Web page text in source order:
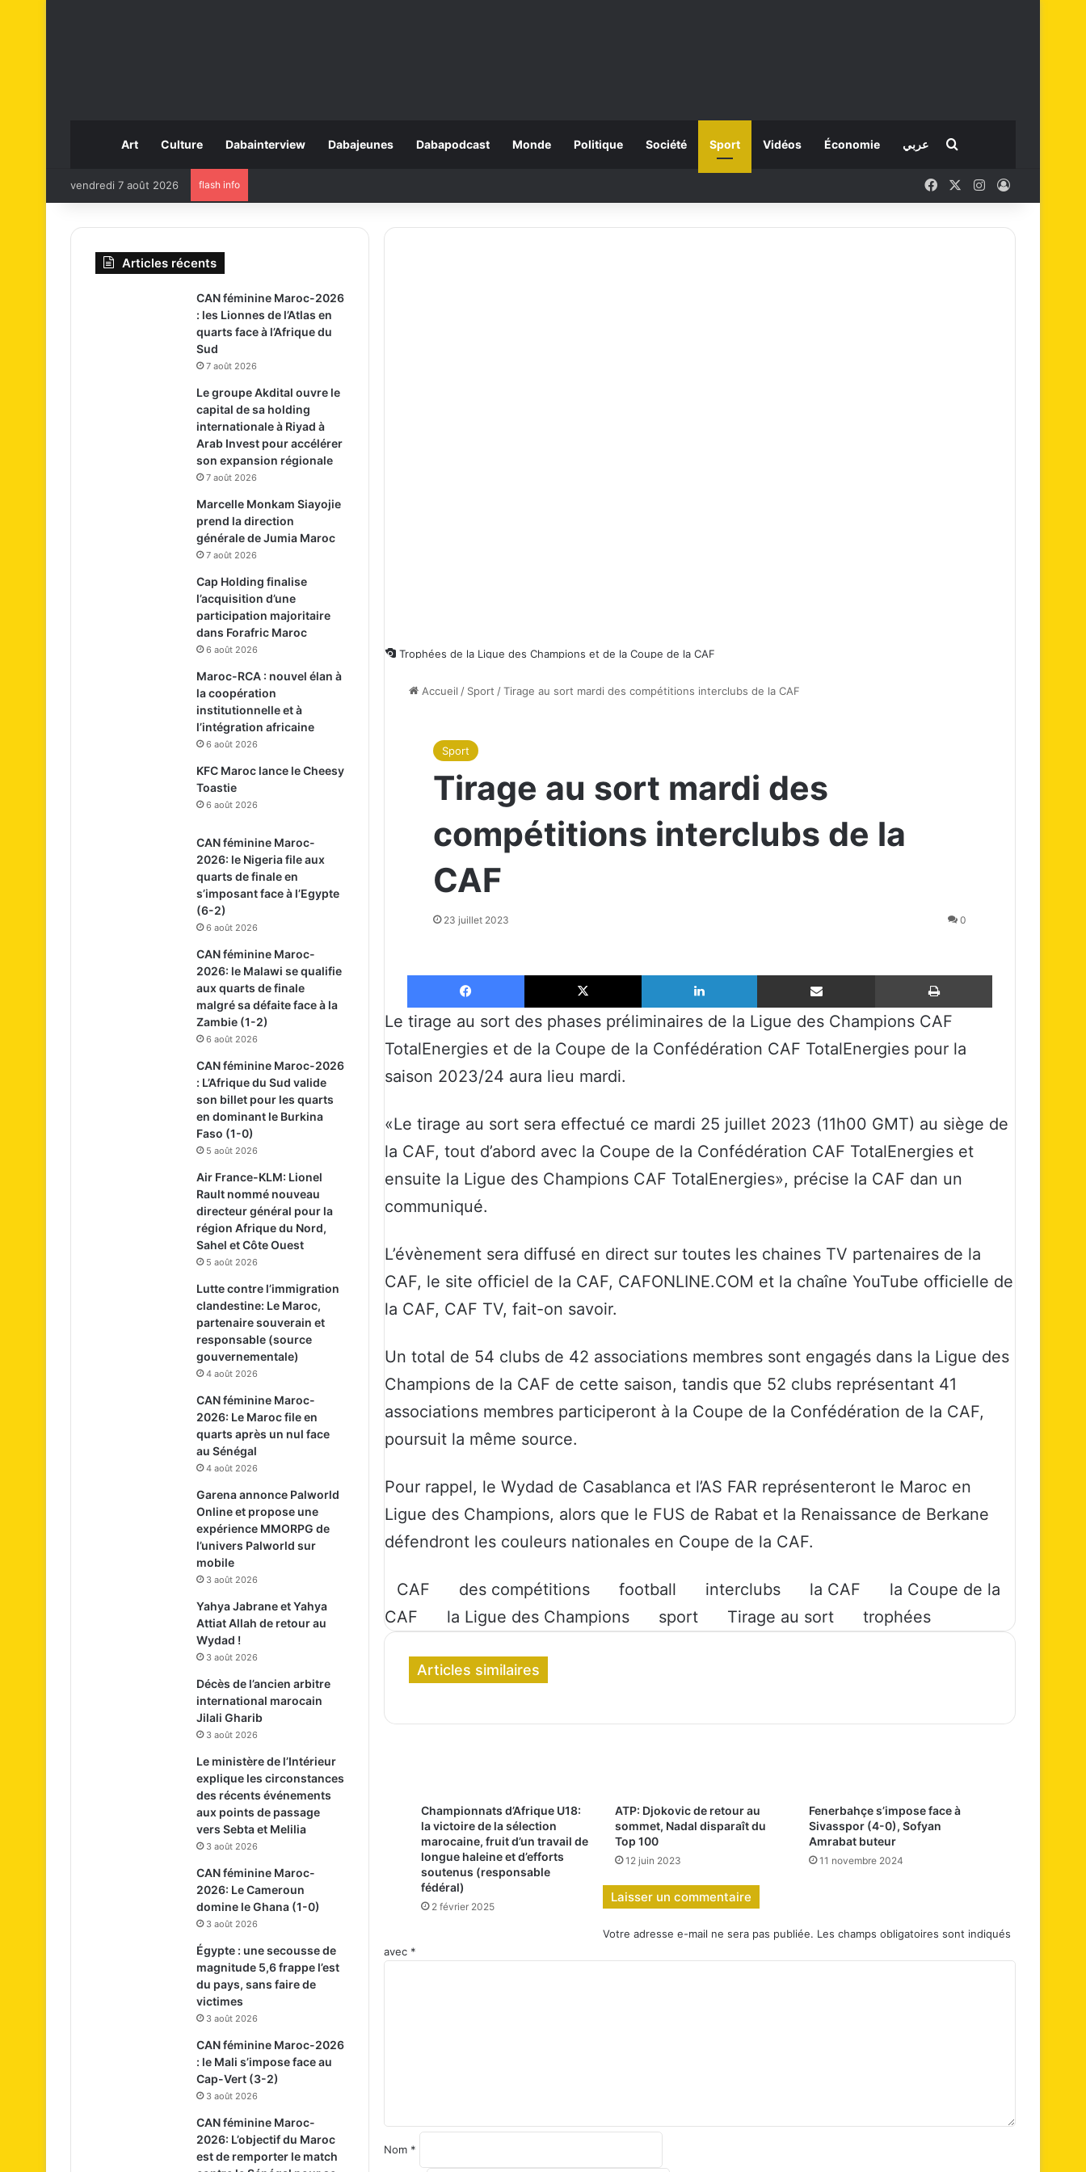
Art Culture Dabainterview Dabajeunes Dabapodcast Monde Politique Société Sport Vidéos Économie عربي Rechercher
vendredi 7 août 2026 flash info FacebookInstagramConnexion
Trophées de la Ligue des Champions et de la Coupe de la CAF
Accueil / Sport /Tirage au sort mardi des compétitions interclubs de la CAF
Sport
Tirage au sort mardi des
compétitions interclubs de la
CAF
23 juillet 2023 0
Facebook X Linkedin Partager par email Imprimer
Le tirage au sort des phases préliminaires de la Ligue des Champions CAF
TotalEnergies et de la Coupe de la Confédération CAF TotalEnergies pour la
saison 2023/24 aura lieu mardi.
«Le tirage au sort sera effectué ce mardi 25 juillet 2023 (11h00 GMT) au siège de
la CAF, tout d’abord avec la Coupe de la Confédération CAF TotalEnergies et
ensuite la Ligue des Champions CAF TotalEnergies», précise la CAF dan un
communiqué.
L’évènement sera diffusé en direct sur toutes les chaines TV partenaires de la
CAF, le site officiel de la CAF, CAFONLINE.COM et la chaîne YouTube officielle de
la CAF, CAF TV, fait-on savoir.
Un total de 54 clubs de 42 associations membres sont engagés dans la Ligue des
Champions de la CAF de cette saison, tandis que 52 clubs représentant 41
associations membres participeront à la Coupe de la Confédération de la CAF,
poursuit la même source.
Pour rappel, le Wydad de Casablanca et l’AS FAR représenteront le Maroc en
Ligue des Champions, alors que le FUS de Rabat et la Renaissance de Berkane
défendront les couleurs nationales en Coupe de la CAF.
CAF des compétitions football interclubs la CAF
la Coupe de la
CAF
la Ligue des Champions sport Tirage au sort trophées
Articles similaires
Championnats d’Afrique U18:
la victoire de la sélection
marocaine, fruit d’un travail de
longue haleine et d’efforts
soutenus (responsable
fédéral)
2 février 2025
ATP: Djokovic de retour au
sommet, Nadal disparaît du
Top 100
12 juin 2023
Fenerbahçe s’impose face à
Sivasspor (4-0), Sofyan
Amrabat buteur
11 novembre 2024
Laisser un commentaire
Votre adresse e-mail ne sera pas publiée. Les champs obligatoires sont indiqués
avec *
r
e
Nom *
Articles récents
CAN féminine Maroc-2026
: les Lionnes de l’Atlas en
quarts face à l’Afrique du
Sud
7 août 2026
Le groupe Akdital ouvre le
capital de sa holding
internationale à Riyad à
Arab Invest pour accélérer
son expansion régionale
7 août 2026
Marcelle Monkam Siayojie
prend la direction
générale de Jumia Maroc
7 août 2026
Cap Holding finalise
l’acquisition d’une
participation majoritaire
dans Forafric Maroc
6 août 2026
Maroc-RCA : nouvel élan à
la coopération
institutionnelle et à
l’intégration africaine
6 août 2026
KFC Maroc lance le Cheesy
Toastie
6 août 2026
CAN féminine Maroc-
2026: le Nigeria file aux
quarts de finale en
s’imposant face à l’Egypte
(6-2)
6 août 2026
CAN féminine Maroc-
2026: le Malawi se qualifie
aux quarts de finale
malgré sa défaite face à la
Zambie (1-2)
6 août 2026
CAN féminine Maroc-2026
: L’Afrique du Sud valide
son billet pour les quarts
en dominant le Burkina
Faso (1-0)
5 août 2026
Air France-KLM: Lionel
Rault nommé nouveau
directeur général pour la
région Afrique du Nord,
Sahel et Côte Ouest
5 août 2026
Lutte contre l’immigration
clandestine: Le Maroc,
partenaire souverain et
responsable (source
gouvernementale)
4 août 2026
CAN féminine Maroc-
2026: Le Maroc file en
quarts après un nul face
au Sénégal
4 août 2026
Garena annonce Palworld
Online et propose une
expérience MMORPG de
l’univers Palworld sur
mobile
3 août 2026
Yahya Jabrane et Yahya
Attiat Allah de retour au
Wydad !
3 août 2026
Décès de l’ancien arbitre
international marocain
Jilali Gharib
3 août 2026
Le ministère de l’Intérieur
explique les circonstances
des récents événements
aux points de passage
vers Sebta et Melilia
3 août 2026
CAN féminine Maroc-
2026: Le Cameroun
domine le Ghana (1-0)
3 août 2026
Égypte : une secousse de
magnitude 5,6 frappe l’est
du pays, sans faire de
victimes
3 août 2026
CAN féminine Maroc-2026
: le Mali s’impose face au
Cap-Vert (3-2)
3 août 2026
CAN féminine Maroc-
2026: L’objectif du Maroc
est de remporter le match